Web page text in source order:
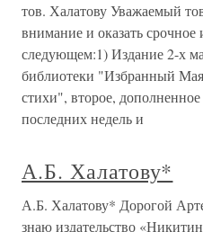
тов. Халатову Уважаемый
внимание и оказать
следующем:1) Издание 2-х
библиотеки "Избранный
стихи", второе,
последних недель и
А.Б. Халатову*
А.Б. Халатову* Дорогой
знаю издательство